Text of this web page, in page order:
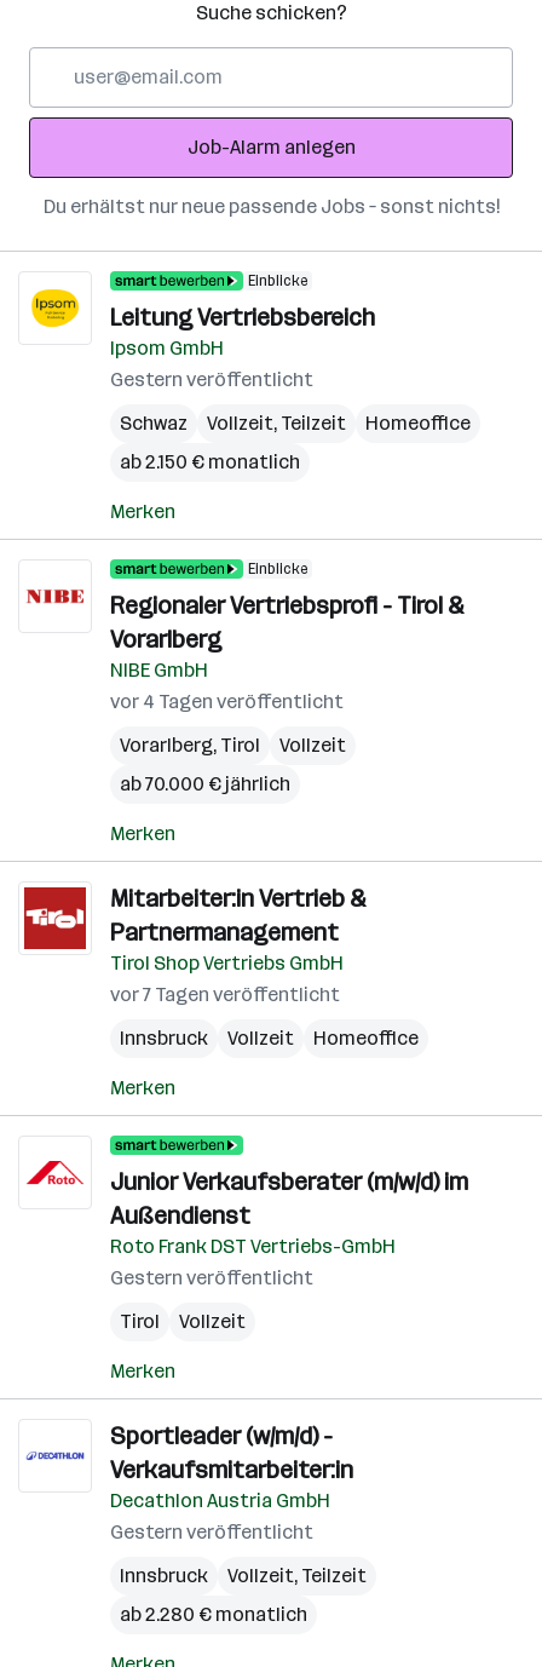
Suche schicken?
Adresse
Job-Alarm anlegen
Du erhältst nur neue passende Jobs – sonst nichts!
Einblicke
Leitung Vertriebsbereich
Ipsom GmbH
Gestern veröffentlicht
Schwaz
Vollzeit, Teilzeit
Homeoffice
ab 2.150 € monatlich
Merken
Einblicke
Regionaler Vertriebsprofi - Tirol &
Vorarlberg
NIBE GmbH
vor 4 Tagen veröffentlicht
Vorarlberg, Tirol
Vollzeit
ab 70.000 € jährlich
Merken
Mitarbeiter:in Vertrieb &
Partnermanagement
Tirol Shop Vertriebs GmbH
vor 7 Tagen veröffentlicht
Innsbruck
Vollzeit Homeoffice
Merken
Junior Verkaufsberater (m/w/d) im
Außendienst
Roto Frank DST Vertriebs-GmbH
Gestern veröffentlicht
Tirol
Vollzeit
Merken
Sportleader (w/m/d) -
Verkaufsmitarbeiter:in
Decathlon Austria GmbH
Gestern veröffentlicht
Innsbruck
Vollzeit, Teilzeit
ab 2.280 € monatlich